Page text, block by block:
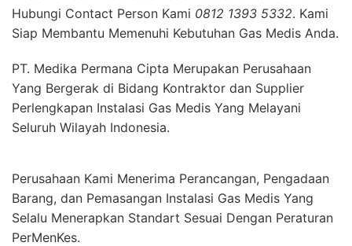
Hubungi Contact Person Kami 0812 1393 5332. Kami
Siap Membantu Memenuhi Kebutuhan Gas Medis Anda.
PT. Medika Permana Cipta Merupakan Perusahaan
Yang Bergerak di Bidang Kontraktor dan Supplier
Perlengkapan Instalasi Gas Medis Yang Melayani
Seluruh Wilayah Indonesia.
Perusahaan Kami Menerima Perancangan, Pengadaan
Barang, dan Pemasangan Instalasi Gas Medis Yang
Selalu Menerapkan Standart Sesuai Dengan Peraturan
PerMenKes.